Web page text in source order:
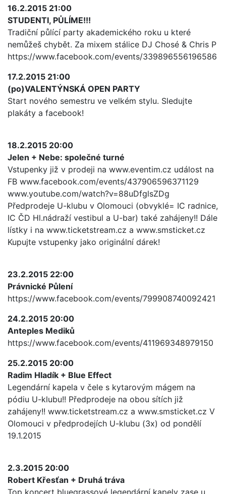
16.2.2015 21:00
STUDENTI, PŮLÍME!!!
Tradiční půlící party akademického roku u které
nemůžeš chybět. Za mixem stálice DJ Chosé & Chris P
https://www.facebook.com/events/339896556196586
17.2.2015 21:00
(po)VALENTÝNSKÁ OPEN PARTY
Start nového semestru ve velkém stylu. Sledujte
plakáty a facebook!
18.2.2015 20:00
Jelen + Nebe: společné turné
Vstupenky již v prodeji na www.eventim.cz událost na
FB www.facebook.com/events/437906596371129
www.youtube.com/watch?v=88uDfglsZDg
Předprodeje U-klubu v Olomouci (obvyklé= IC radnice,
IC ČD Hl.nádraží vestibul a U-bar) také zahájeny!! Dále
lístky i na www.ticketstream.cz a www.smsticket.cz
Kupujte vstupenky jako originální dárek!
23.2.2015 22:00
Právnické Půlení
https://www.facebook.com/events/799908740092421
24.2.2015 20:00
Anteples Mediků
https://www.facebook.com/events/411969348979150
25.2.2015 20:00
Radim Hladík + Blue Effect
Legendární kapela v čele s kytarovým mágem na
pódiu U-klubu!! Předprodeje na obou sítích již
zahájeny!! www.ticketstream.cz a www.smsticket.cz V
Olomouci v předprodejích U-klubu (3x) od pondělí
19.1.2015
2.3.2015 20:00
Robert Křesťan + Druhá tráva
Top koncert bluegrassové legendární kapely zase u